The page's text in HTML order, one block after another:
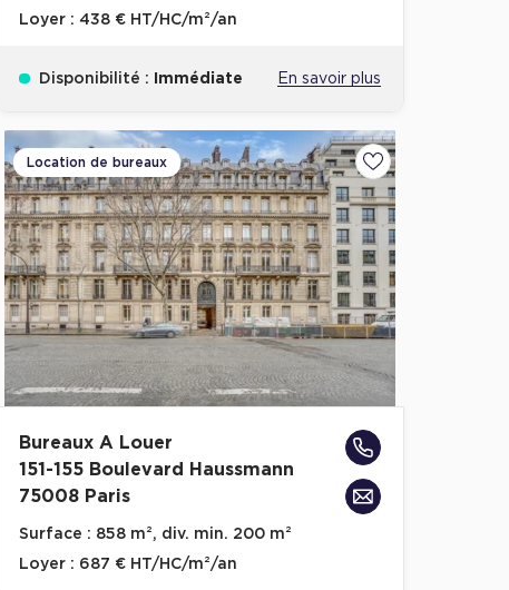
Loyer :438 € HT/HC/m²/an
Disponibilité : Immédiate En savoir plus
favoris
Location de bureaux
Ajouter aux favoris
Bureaux A Louer
151-155 Boulevard Haussmann
75008 Paris
Surface : 858 m², div. min. 200 m²
Loyer : 687 € HT/HC/m²/an